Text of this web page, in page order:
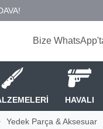
Bize
HAVALI
Yedek Parça & Aksesuar